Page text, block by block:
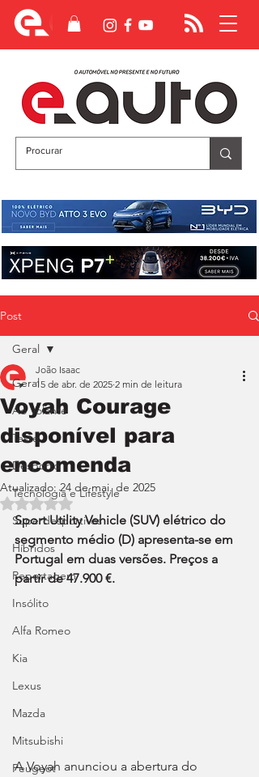
Post
Geral
Ao Volante
Teste
Desporto
Tecnologia e Lifestyle
Superdesportivos
Híbridos
Reportagem
Insólito
Alfa Romeo
Kia
Lexus
Mazda
Mitsubishi
Peugeot
Geral
Voyah Courage
disponível para
encomenda
João Isaac
15 de abr. de 2025 2 min de leitura
Atualizado:24 de mai. de 2025
Avaliado com NaN de 5 estrelas.
Sport Utility Vehicle (SUV) elétrico do
segmento médio (D) apresenta-se em
Portugal em duas versões. Preços a
partir de 47.900 €.
A Voyah anunciou a abertura do